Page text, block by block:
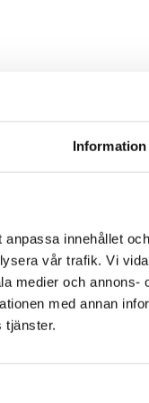
Information
innehållet
vår trafik. Vi
medier och
med annan
tjänster.